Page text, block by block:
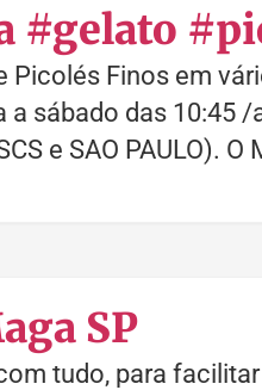
#gelato
Picolés Finos em
a sábado das 10:45
e SAO PAULO).
SP
tudo, para